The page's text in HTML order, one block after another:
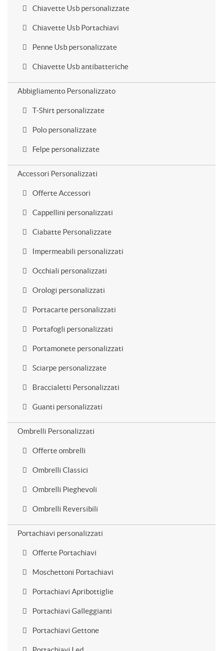
Chiavette Usb personalizzate
Chiavette Usb Portachiavi
Penne Usb personalizzate
Chiavette Usb antibatteriche
Abbigliamento Personalizzato
T-Shirt personalizzate
Polo personalizzate
Felpe personalizzate
Accessori Personalizzati
Offerte Accessori
Cappellini personalizzati
Ciabatte Personalizzate
Impermeabili personalizzati
Occhiali personalizzati
Orologi personalizzati
Portacarte personalizzati
Portafogli personalizzati
Portamonete personalizzati
Sciarpe personalizzate
Braccialetti Personalizzati
Guanti personalizzati
Ombrelli Personalizzati
Offerte ombrelli
Ombrelli Classici
Ombrelli Pieghevoli
Ombrelli Reversibili
Portachiavi personalizzati
Offerte Portachiavi
Moschettoni Portachiavi
Portachiavi Apribottiglie
Portachiavi Galleggianti
Portachiavi Gettone